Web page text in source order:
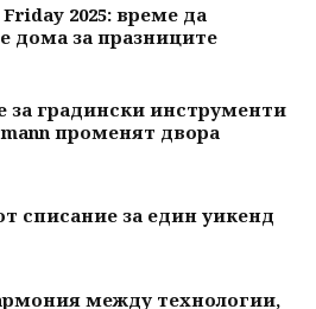
Friday 2025: време да
дома за празниците
градински инструменти
променят двора
списание за един уикенд
между технологии,